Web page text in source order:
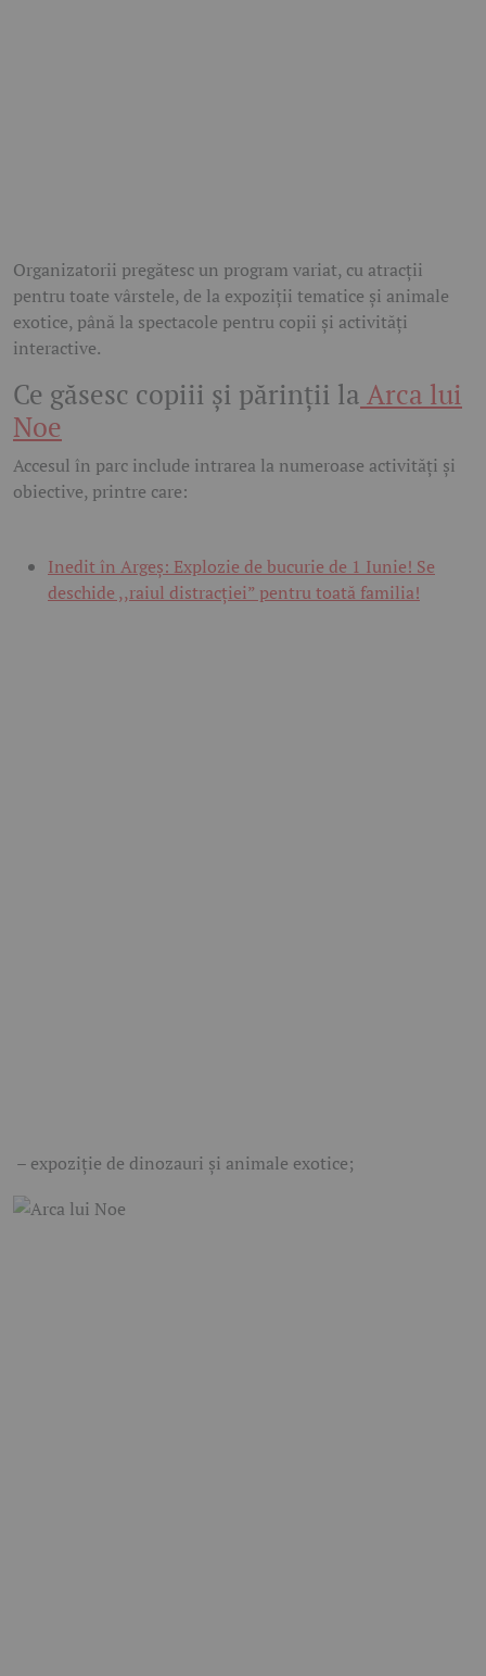
Organizatorii pregătesc un program variat, cu atracții
pentru toate vârstele, de la expoziții tematice și animale
exotice, până la spectacole pentru copii și activități
interactive.
Ce găsesc copiii și părinții la Arca lui
Noe
Accesul în parc include intrarea la numeroase activități și
obiective, printre care:
Inedit în Argeș: Explozie de bucurie de 1 Iunie! Se
deschide ,,raiul distracției” pentru toată familia!
– expoziție de dinozauri și animale exotice;